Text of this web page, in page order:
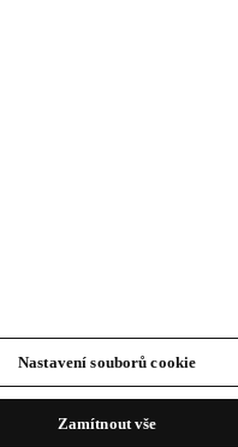
Nastavení souborů cookie
Zamítnout vše